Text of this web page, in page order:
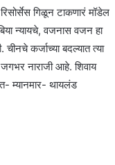
गिळून टाकणारं मॉडेल
न्यायचे, वजनास वजन हा
कर्जाच्या बदल्यात त्या
नाराजी आहे. शिवाय
म्यानमार- थायलंड